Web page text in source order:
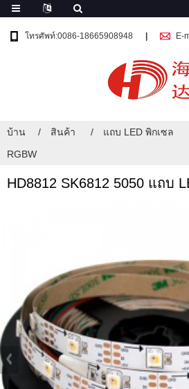
โทรศัพท์:0086-18665908948 E-
บ้าน สินค้า แถบ LED พิกเซล
RGBW
HD8812 SK6812 5050 แถบ